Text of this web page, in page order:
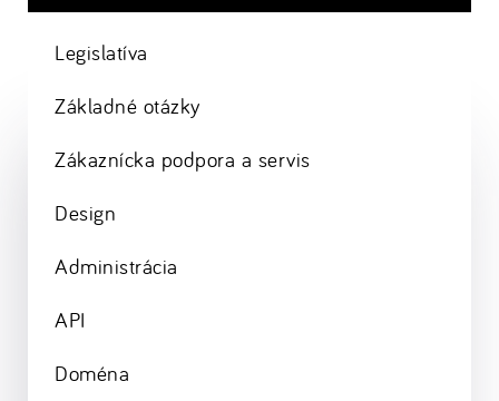
Legislatíva
Základné otázky
Zákaznícka podpora a servis
Design
Administrácia
API
Doména